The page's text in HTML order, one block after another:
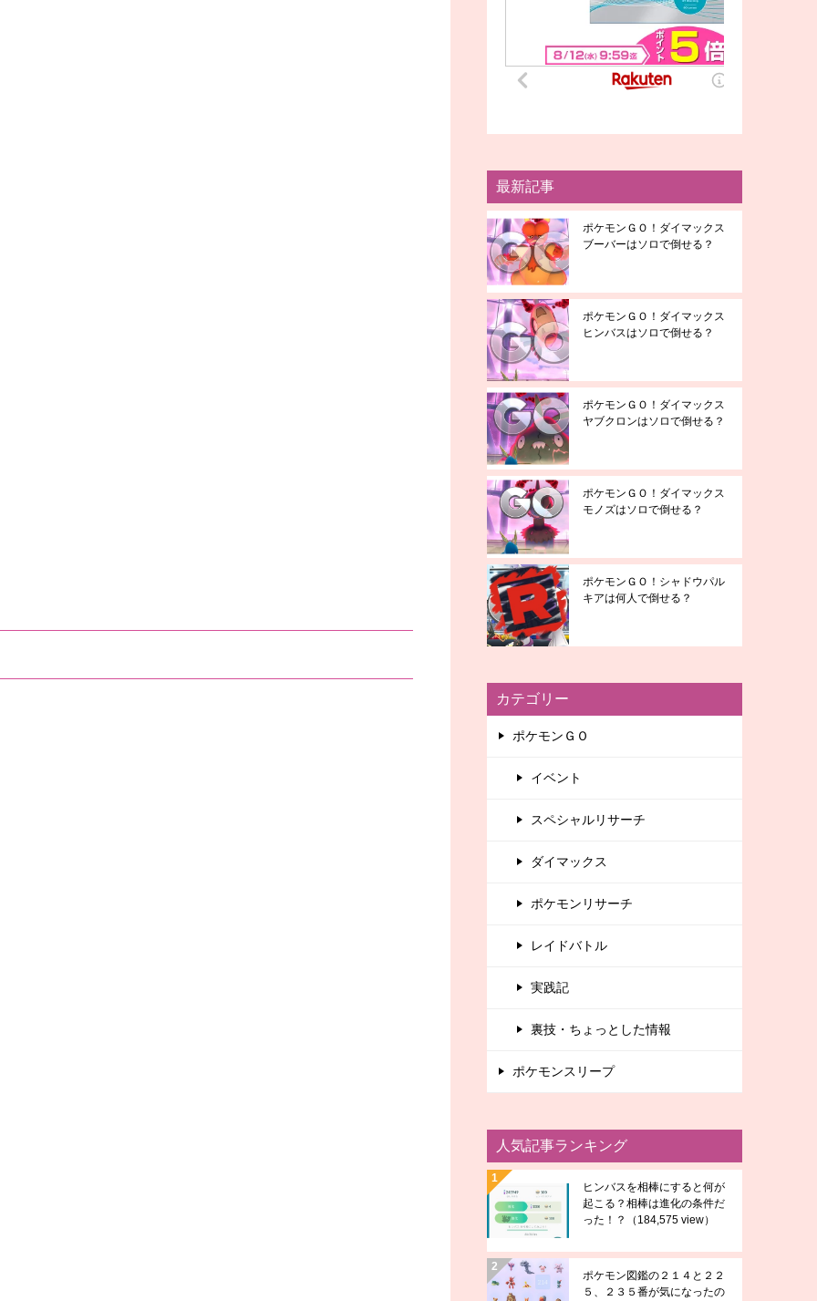
最新記事
ポケモンＧＯ！ダイマックス
ブーバーはソロで倒せる？
ポケモンＧＯ！ダイマックス
ヒンバスはソロで倒せる？
ポケモンＧＯ！ダイマックス
ヤブクロンはソロで倒せる？
ポケモンＧＯ！ダイマックス
モノズはソロで倒せる？
ポケモンＧＯ！シャドウパル
キアは何人で倒せる？
カテゴリー
ポケモンＧＯ
イベント
スペシャルリサーチ
ダイマックス
ポケモンリサーチ
レイドバトル
実践記
裏技・ちょっとした情報
ポケモンスリープ
人気記事ランキング
ヒンバスを相棒にすると何が
起こる？相棒は進化の条件だ
った！？
（184,575 view）
ポケモン図鑑の２１４と２２
５、２３５番が気になったの